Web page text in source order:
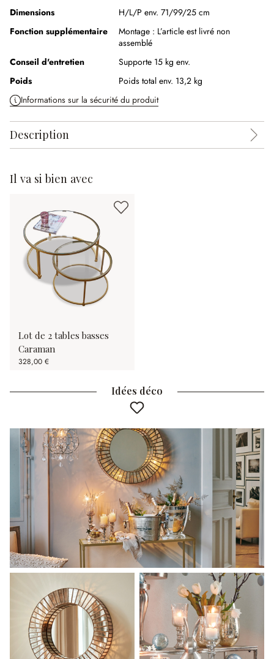
Dimensions
H/L/P env. 71/99/25 cm
Fonction supplémentaire
Montage : L’article est livré non
assemblé
Conseil d'entretien
Supporte 15 kg env.
Poids
Poids total env. 13,2 kg
Informations sur la sécurité du produit
Description
Il va si bien avec
Lot de 2 tables basses
Caraman
328,00 €
Idées déco